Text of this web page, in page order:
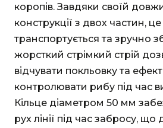
коропів. Завдяки своїй
конструкції з двох частин,
транспортується та зручно
жорсткий стрімкий стрій
відчувати покльовку та
контролювати рибу під час
Кільце діаметром 50 мм
рух лінії під час забросу,